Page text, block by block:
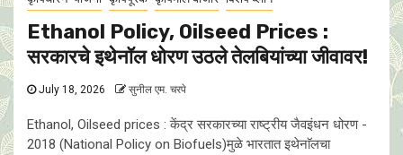
Ethanol Policy, Oilseed Prices :
सरकारचे इथेनॉल धाेरण उठले तेलबियांच्या जीवावर!
July 18, 2026 सुनील एम. चरपे
Ethanol, Oilseed prices : केंद्र सरकारच्या राष्ट्रीय जैवइंधन धोरण -
2018 (National Policy on Biofuels)मुळे भारतात इथेनाॅलचा